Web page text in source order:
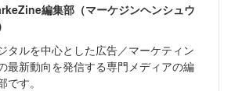
編集部（マーケジンヘンシュウ
タルを中心とした広告／マーケティン
最新動向を発信する専門メディアの編
です。